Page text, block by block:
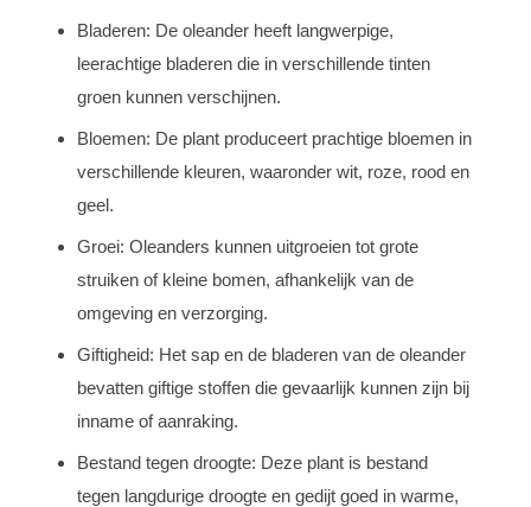
Bladeren: De oleander heeft langwerpige,
leerachtige bladeren die in verschillende tinten
groen kunnen verschijnen.
Bloemen: De plant produceert prachtige bloemen in
verschillende kleuren, waaronder wit, roze, rood en
geel.
Groei: Oleanders kunnen uitgroeien tot grote
struiken of kleine bomen, afhankelijk van de
omgeving en verzorging.
Giftigheid: Het sap en de bladeren van de oleander
bevatten giftige stoffen die gevaarlijk kunnen zijn bij
inname of aanraking.
Bestand tegen droogte: Deze plant is bestand
tegen langdurige droogte en gedijt goed in warme,